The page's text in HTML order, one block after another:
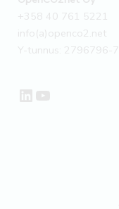
+358 40 761 5221
info(a)openco2.net
Y-tunnus: 2796796-7
LinkedIn
YouTube